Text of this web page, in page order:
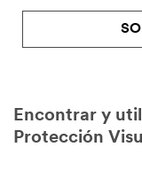
Encontrar y
Protección